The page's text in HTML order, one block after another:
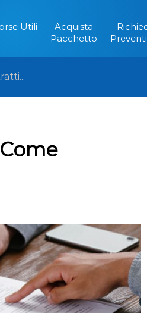
Utili
Acquista
Pacchetto